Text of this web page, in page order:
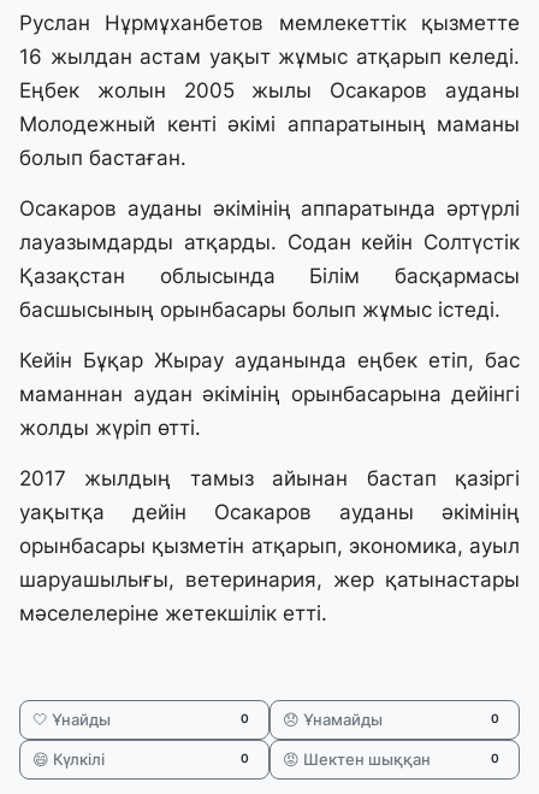
Руслан Нұрмұханбетов мемлекеттік қызметте
16 жылдан астам уақыт жұмыс атқарып келеді.
Еңбек жолын 2005 жылы Осакаров ауданы
Молодежный кенті әкімі аппаратының маманы
болып бастаған.
Осакаров ауданы әкімінің аппаратында әртүрлі
лауазымдарды атқарды. Содан кейін Солтүстік
Қазақстан облысында Білім басқармасы
басшысының орынбасары болып жұмыс істеді.
Кейін Бұқар Жырау ауданында еңбек етіп, бас
маманнан аудан әкімінің орынбасарына дейінгі
жолды жүріп өтті.
2017 жылдың тамыз айынан бастап қазіргі
уақытқа дейін Осакаров ауданы әкімінің
орынбасары қызметін атқарып, экономика, ауыл
шаруашылығы, ветеринария, жер қатынастары
мәселелеріне жетекшілік етті.
🤍 Ұнайды 0 😞 Ұнамайды 0
😄 Күлкілі 0 😡 Шектен шыққан 0